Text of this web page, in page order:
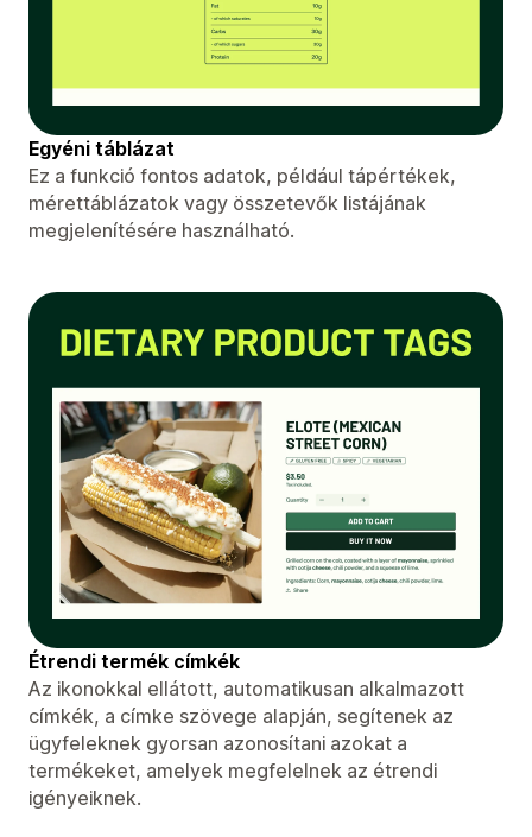
Egyéni táblázat
Ez a funkció fontos adatok, például tápértékek,
mérettáblázatok vagy összetevők listájának
megjelenítésére használható.
Étrendi termék címkék
Az ikonokkal ellátott, automatikusan alkalmazott
címkék, a címke szövege alapján, segítenek az
ügyfeleknek gyorsan azonosítani azokat a
termékeket, amelyek megfelelnek az étrendi
igényeiknek.